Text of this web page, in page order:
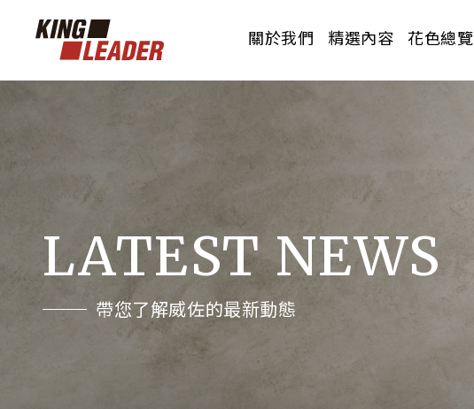
關於我們 精選內容 花色總覽
PRODUCTS
威佐透過所代理的產品，透過產品結的相關
品項搭配，使產品發揮最大效益的呈現。
OUR BRAND
威佐透過所代理的產品，透過產品結的相關
品項搭配，使產品發揮最大效益的呈現。
CERTIFICATION
威佐透過所代理的產品，透過產品結的相關
品項搭配，使產品發揮最大效益的呈現。
LATEST NEWS
帶您了解威佐的最新動態